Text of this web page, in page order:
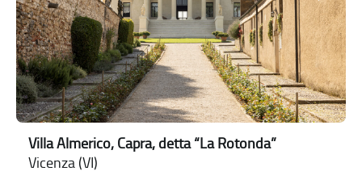
Villa Almerico, Capra, detta “La Rotonda”
Vicenza (VI)